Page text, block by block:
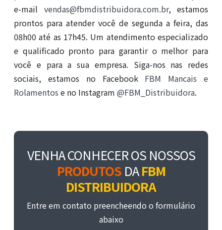
e-mail vendas@fbmdistribuidora.com.br, estamos
prontos para atender você de segunda a feira, das
08h00 até as 17h45. Um atendimento especializado
e qualificado pronto para garantir o melhor para
você e para a sua empresa. Siga-nos nas redes
sociais, estamos no Facebook FBM Mancais e
Rolamentos e no Instagram @FBM_Distribuidora.
VENHA CONHECER OS NOSSOS
PRODUTOSDAFBM
DISTRIBUIDORA
Entre em contato preencheendo o formulário
abaixo